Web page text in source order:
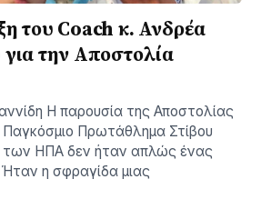
του Coach κ. Ανδρέα
την Αποστολία
​Η παρουσία της Αποστολίας
Πρωτάθλημα Στίβου
των ΗΠΑ δεν ήταν απλώς ένας
η σφραγίδα μιας